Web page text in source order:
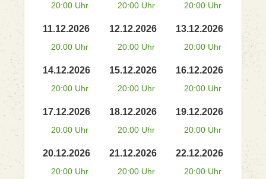
20:00 Uhr 20:00 Uhr 20:00 Uhr
11.12.2026
20:00 Uhr
12.12.2026
20:00 Uhr
13.12.2026
20:00 Uhr
14.12.2026
20:00 Uhr
15.12.2026
20:00 Uhr
16.12.2026
20:00 Uhr
17.12.2026
20:00 Uhr
18.12.2026
20:00 Uhr
19.12.2026
20:00 Uhr
20.12.2026
20:00 Uhr
21.12.2026
20:00 Uhr
22.12.2026
20:00 Uhr